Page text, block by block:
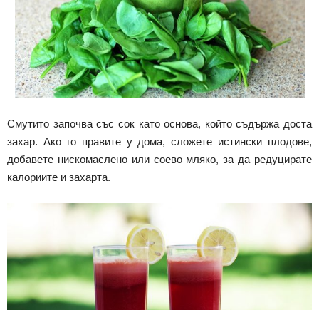
Смутито започва със сок като основа, който съдържа доста
захар. Ако го правите у дома, сложете истински плодове,
добавете нискомаслено или соево мляко, за да редуцирате
калориите и захарта.